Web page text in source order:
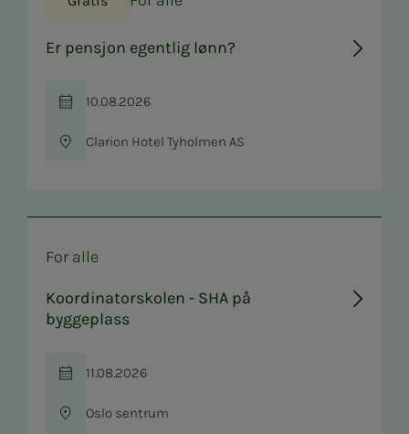
Er pensjon egentlig lønn?
Tid
10.08.2026
Sted
Clarion Hotel Tyholmen AS
For alle
Koordinatorskolen - SHA på
byggeplass
Tid
11.08.2026
Sted
Oslo sentrum